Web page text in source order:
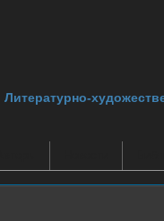
Литературно-